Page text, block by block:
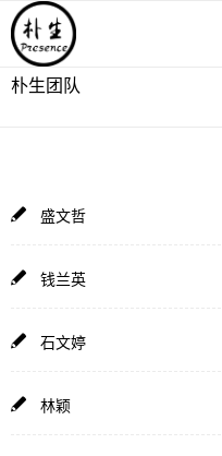
朴生团队
盛文哲
钱兰英
石文婷
林颖